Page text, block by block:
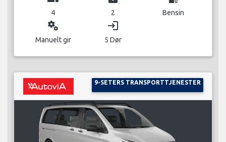
4 2 Bensin
miscellaneous_services
Manuelt gir
login
5 Dør
9-SETERS TRANSPORTTJENESTER